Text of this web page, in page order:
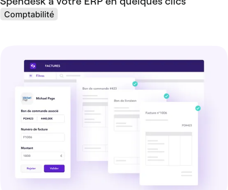
Comptabilité